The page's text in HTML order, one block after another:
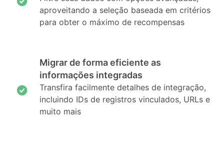
aproveitando a seleção baseada em critérios
para obter o máximo de recompensas
Migrar de forma eficiente as
informações integradas
Transfira facilmente detalhes de integração,
incluindo IDs de registros vinculados, URLs e
muito mais